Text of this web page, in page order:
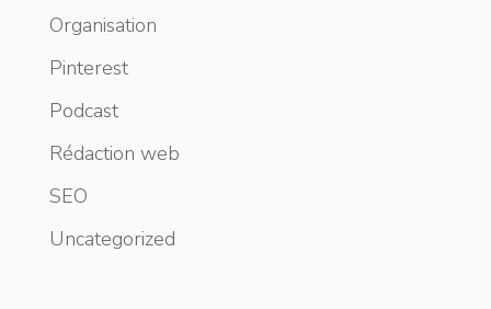
Organisation
Pinterest
Podcast
Rédaction web
SEO
Uncategorized